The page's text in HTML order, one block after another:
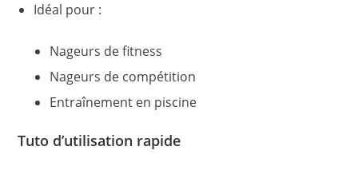
Idéal pour :
Nageurs de fitness
Nageurs de compétition
Entraînement en piscine
Tuto d’utilisation rapide